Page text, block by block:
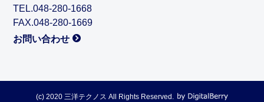
TEL.048-280-1668
FAX.048-280-1669
お問い合わせ
(c) 2020 三洋テクノス All Rights Reserved.